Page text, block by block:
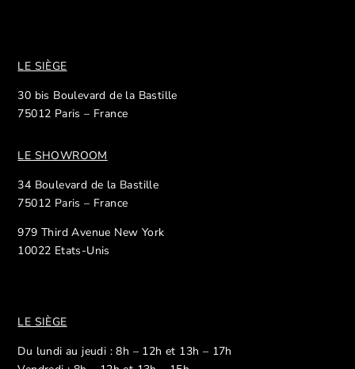
LE SIÈGE
30 bis Boulevard de la Bastille
75012 Paris – France
LE SHOWROOM
34 Boulevard de la Bastille
75012 Paris – France
979 Third Avenue New York
10022 Etats-Unis
LE SIÈGE
Du lundi au jeudi : 8h – 12h et 13h – 17h